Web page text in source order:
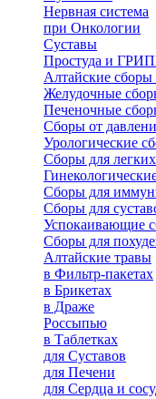
Нервная система
при Онкологии
Суставы
Простуда и
Алтайские сборы
Желудочные
Печеночные
Сборы от
Урологические
Сборы для легких
Сборы для
Сборы для
Успокаивающие
Сборы для
Алтайские травы
в Фильтр-пакетах
в Брикетах
в Драже
Россыпью
в Таблетках
для Cуставов
для Печени
для Сердца и